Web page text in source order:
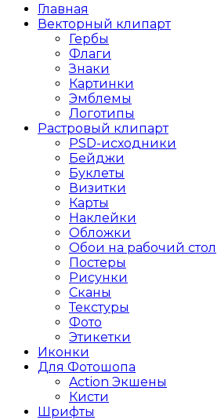
Главная
Векторный клипарт
Гербы
Флаги
Знаки
Картинки
Эмблемы
Логотипы
Растровый клипарт
PSD-исходники
Бейджи
Буклеты
Визитки
Карты
Наклейки
Обложки
Обои на рабочий стол
Постеры
Рисунки
Сканы
Текстуры
Фото
Этикетки
Иконки
Для Фотошопа
Action Экшены
Кисти
Шрифты